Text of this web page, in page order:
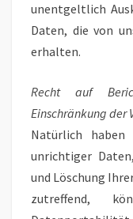
unentgeltlich
Daten, die von
erhalten.
Recht auf
Einschränkung der
Natürlich
unrichtiger
und Löschung
zutreffend,